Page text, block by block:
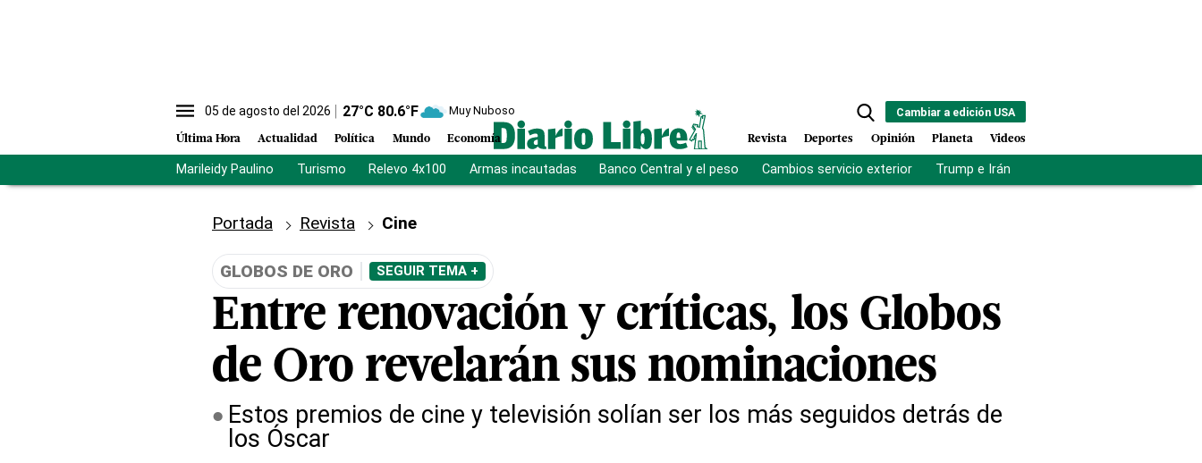
05 de agosto del 2026 27°C 80.6°F Muy Nuboso
Última Hora Actualidad Política Mundo Economía
Cambiar a edición USA
Revista Deportes Opinión Planeta Videos
Marileidy Paulino Turismo Relevo 4x100 Armas incautadas Banco Central y el peso Cambios servicio exterior Trump e Irán
Portada Revista Cine
GLOBOS DE ORO SEGUIR TEMA +
Entre renovación y críticas, los Globos
de Oro revelarán sus nominaciones
Estos premios de cine y televisión solían ser los más seguidos detrás de
los Óscar